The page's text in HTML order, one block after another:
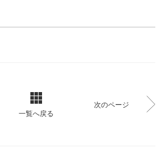
一覧へ戻る
次のページ